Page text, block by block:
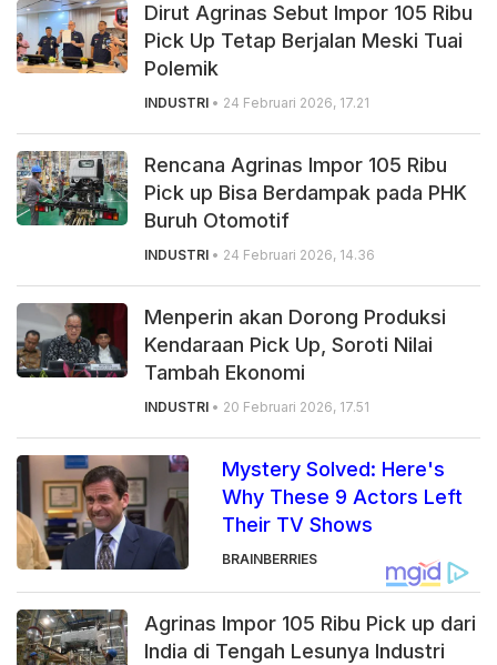
Dirut Agrinas Sebut Impor 105 Ribu
Pick Up Tetap Berjalan Meski Tuai
Polemik
INDUSTRI • 24 Februari 2026, 17.21
Rencana Agrinas Impor 105 Ribu
Pick up Bisa Berdampak pada PHK
Buruh Otomotif
INDUSTRI • 24 Februari 2026, 14.36
Menperin akan Dorong Produksi
Kendaraan Pick Up, Soroti Nilai
Tambah Ekonomi
INDUSTRI • 20 Februari 2026, 17.51
Mystery Solved: Here's
Why These 9 Actors Left
Their TV Shows
BRAINBERRIES
Agrinas Impor 105 Ribu Pick up dari
India di Tengah Lesunya Industri